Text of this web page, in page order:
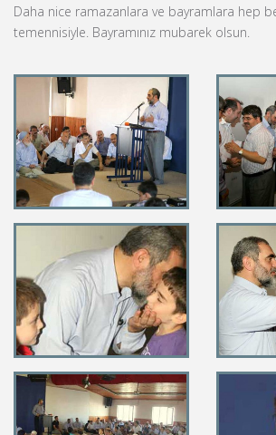
Daha nice ramazanlara ve bayramlara hep
temennisiyle. Bayramınız mubarek olsun.